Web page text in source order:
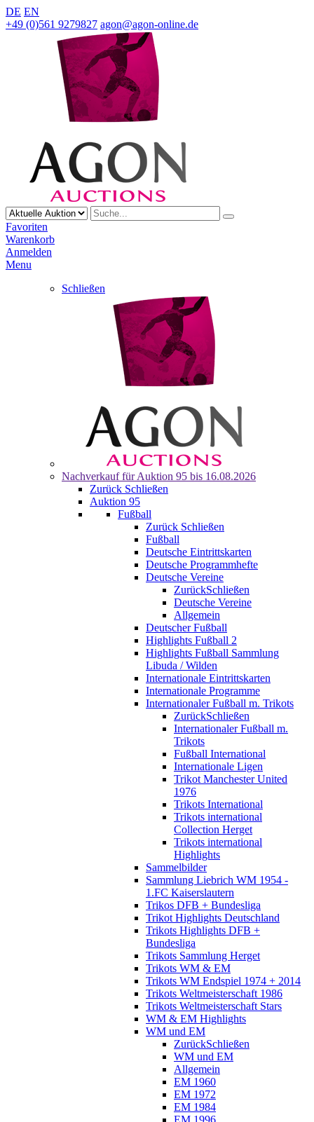
DE EN
+49 (0)561 9279827 agon@agon-online.de
Favoriten
Warenkorb
Anmelden
Menu
Schließen
Nachverkauf für Auktion 95 bis 16.08.2026
Zurück Schließen
Auktion 95
Fußball
Zurück Schließen
Fußball
Deutsche Eintrittskarten
Deutsche Programmhefte
Deutsche Vereine
ZurückSchließen
Deutsche Vereine
Allgemein
Deutscher Fußball
Highlights Fußball 2
Highlights Fußball Sammlung
Libuda / Wilden
Internationale Eintrittskarten
Internationale Programme
Internationaler Fußball m. Trikots
ZurückSchließen
Internationaler Fußball m.
Trikots
Fußball International
Internationale Ligen
Trikot Manchester United
1976
Trikots International
Trikots international
Collection Herget
Trikots international
Highlights
Sammelbilder
Sammlung Liebrich WM 1954 -
1.FC Kaiserslautern
Trikos DFB + Bundesliga
Trikot Highlights Deutschland
Trikots Highlights DFB +
Bundesliga
Trikots Sammlung Herget
Trikots WM & EM
Trikots WM Endspiel 1974 + 2014
Trikots Weltmeisterschaft 1986
Trikots Weltmeisterschaft Stars
WM & EM Highlights
WM und EM
ZurückSchließen
WM und EM
Allgemein
EM 1960
EM 1972
EM 1984
EM 1996